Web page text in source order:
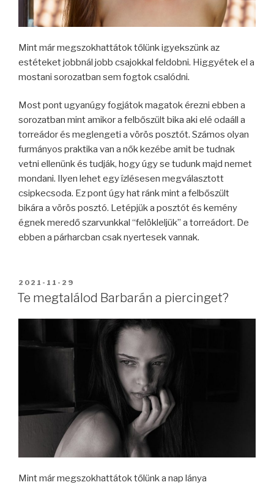
Mint már megszokhattátok tőlünk igyekszünk az
estéteket jobbnál jobb csajokkal feldobni. Higgyétek el a
mostani sorozatban sem fogtok csalódni.
Most pont ugyanúgy fogjátok magatok érezni ebben a
sorozatban mint amikor a felbőszült bika aki elé odaáll a
torreádor és meglengeti a vörös posztót. Számos olyan
furmányos praktika van a nők kezébe amit be tudnak
vetni ellenünk és tudják, hogy úgy se tudunk majd nemet
mondani. Ilyen lehet egy ízlésesen megválasztott
csipkecsoda. Ez pont úgy hat ránk mint a felbőszült
bikára a vörös posztó. Letépjük a posztót és kemény
égnek meredő szarvunkkal “felökleljük” a torreádort. De
ebben a párharcban csak nyertesek vannak.
BEKÜLDVE:
2021-11-29
Te megtalálod Barbarán a piercinget?
Mint már megszokhattátok tőlünk a nap lánya